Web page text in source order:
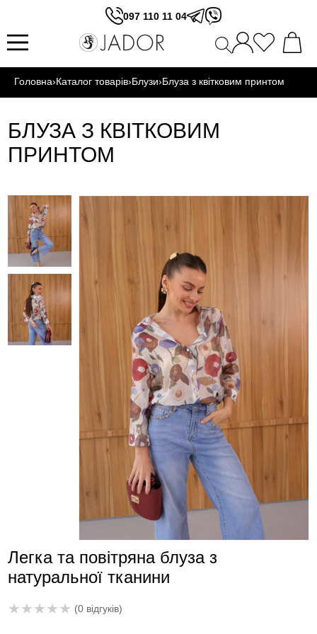
097 110 11 04
Головна›Каталог товарів›Блузи›Блуза з квітковим принтом
БЛУЗА З КВІТКОВИМ
ПРИНТОМ
Легка та повітряна блуза з
натуральної тканини
★★★★★ (0 відгуків)